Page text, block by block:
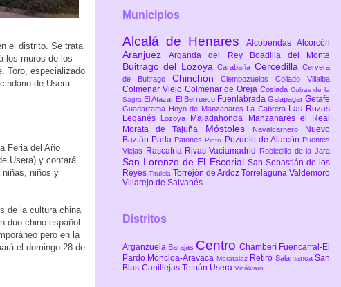
el distrito. Se trata
los muros de los
Toro, especializado
de Usera
Feria del Año
Usera) y contará
niñas, niños y
de la cultura china
duo chino-español
pero en la
el domingo 28 de
Municipios
Alcalá de Henares Alcobendas Alcorcón
AranjuezArganda del Rey Boadilla del Monte
Buitrago del LozoyaCarabaña CercedillaCervera
de Buitrago ChinchónCiempozuelosCollado Villalba
Colmenar Viejo Colmenar de Oreja Coslada Cubas de la
Sagra El Atazar El Berrueco Fuenlabrada Galapagar Getafe
Guadarrama Hoyo de Manzanares La Cabrera Las Rozas
Leganés
Lozoya Majadahonda
Manzanares el Real
Morata de Tajuña Móstoles Navalcarnero
Nuevo
Baztán Parla PatonesPinto Pozuelo de Alarcón Puentes
Viejas
Rascafría Rivas-Vaciamadrid Robledillo de la Jara
San Lorenzo de El Escorial San Sebastián de los
Reyes Titulcia Torrejón de Ardoz Torrelaguna Valdemoro
Villarejo de Salvanés
Distritos
Arganzuela Barajas Centro Chamberí Fuencarral-El
Pardo Moncloa-Aravaca Moratalaz Retiro SalamancaSan
Blas-Canillejas Tetuán Usera Vicálvaro